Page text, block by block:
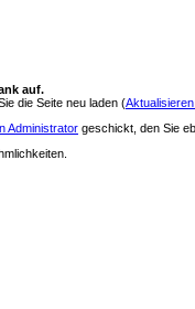
auf.
die Seite neu laden (
Administrator geschickt, den Sie